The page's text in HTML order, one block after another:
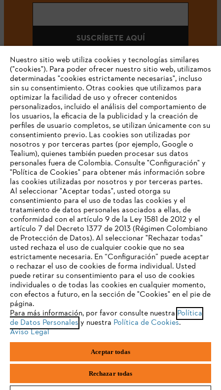
SUSCRÍBETE AQUÍ
#STIHLCOLOMBIA
Nuestra empresa
Preguntas frecuentes
Contacto
Política tratamiento de datos personales Aviso legal
Cookies Información legal
STIHL S.A.S.Parque La Regional Aeropuerto, Interior 30, Rionegro,
TU NAVEGADOR NO ES
COMPATIBLE
El navegador que estás utilizando no es compatible con
nuestra página web. Para que puedas disfrutar de nuestro
contenido, utiliza uno de los siguientes navegadores:
firefox chrome
safari edge
Nuestro sitio web utiliza cookies y tecnologías similares
("cookies"). Para poder ofrecer nuestro sitio web, utilizamos
determinadas "cookies estrictamente necesarias", incluso
sin su consentimiento. Otras cookies que utilizamos para
optimizar la facilidad de uso y ofrecer contenidos
personalizados, incluido el análisis del comportamiento de
los usuarios, la eficacia de la publicidad y la creación de
perfiles de usuario completos, se utilizan únicamente con su
consentimiento previo. Las cookies son utilizadas por
nosotros y por terceras partes (por ejemplo, Google o
Tealium), quienes también pueden procesar sus datos
personales fuera de Colombia. Consulte "Configuración" y
"Política de Cookies" para obtener más información sobre
las cookies utilizadas por nosotros y por terceras partes.
Al seleccionar "Aceptar todas", usted otorga su
consentimiento para el uso de todas las cookies y el
tratamiento de datos personales asociados a ellas, de
conformidad con el artículo 9 de la Ley 1581 de 2012 y el
artículo 7 del Decreto 1377 de 2013 (Régimen Colombiano
de Protección de Datos). Al seleccionar "Rechazar todas"
usted rechaza el uso de cualquier cookie que no sea
estrictamente necesaria. En “Configuración” puede aceptar
o rechazar el uso de cookies de forma individual. Usted
puede retirar su consentimiento para el uso de cookies
individuales o de todas las cookies en cualquier momento,
con efectos a futuro, en la sección de "Cookies" en el pie de
página.
Para más información, por favor consulte nuestra Política
de Datos Personales y nuestra Política de Cookies.
Aviso Legal
Aceptar todas
Rechazar todas